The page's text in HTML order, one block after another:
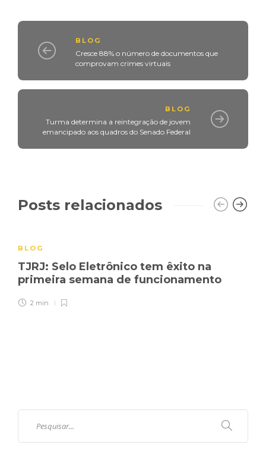
BLOG
Cresce 88% o número de documentos que
comprovam crimes virtuais
BLOG
Turma determina a reintegração de jovem
emancipado aos quadros do Senado Federal
Posts relacionados
BLOG
TJRJ: Selo Eletrônico tem êxito na
primeira semana de funcionamento
2 min